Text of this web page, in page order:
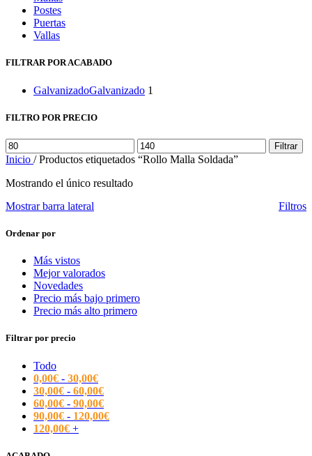
Postes
Puertas
Vallas
FILTRAR POR ACABADO
GalvanizadoGalvanizado 1
FILTRO POR PRECIO
Precio
mínimo
Precio
máximo
Filtrar
Inicio / Productos etiquetados “Rollo Malla Soldada”
Mostrando el único resultado
Mostrar barra lateral
Filtros
Ordenar por
Más vistos
Mejor valorados
Novedades
Precio más bajo primero
Precio más alto primero
Filtrar por precio
Todo
0,00€ - 30,00€
30,00€ - 60,00€
60,00€ - 90,00€
90,00€ - 120,00€
120,00€ +